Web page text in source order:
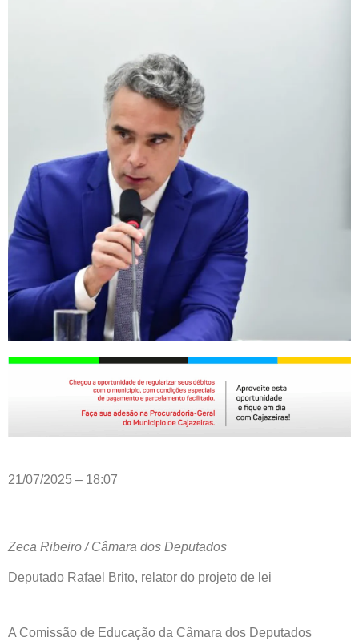
21/07/2025 – 18:07
Zeca Ribeiro / Câmara dos Deputados
Deputado Rafael Brito, relator do projeto de lei
A Comissão de Educação da Câmara dos Deputados